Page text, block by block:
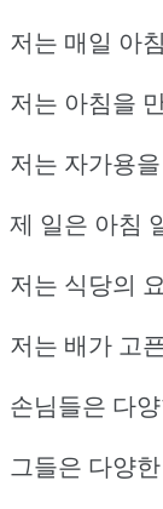
저는 매일 아
저는 아침을
저는 자가용
제 일은 아침
저는 식당의
저는 배가 고
손님들은 다
그들은 다양